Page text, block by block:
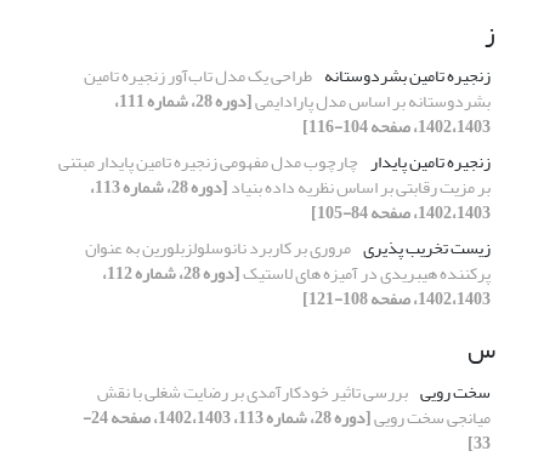
ز
زنجیره تامین بشردوستانه طراحی یک مدل تاب‌آور زنجیره تامین
بشردوستانه بر اساس مدل پارادایمی [دوره 28، شماره 111،
1402،1403، صفحه 104-116]
زنجیره تامین پایدار چارچوب مدل مفهومی زنجیره تامین پایدار مبتنی
بر مزیت رقابتی بر اساس نظریه داده بنیاد [دوره 28، شماره 113،
1402،1403، صفحه 84-105]
زیست تخریب پذیری مروری بر کاربرد نانوسلولزبلورین به عنوان
پرکننده هیبریدی در آمیزه های لاستیک [دوره 28، شماره 112،
1402،1403، صفحه 108-121]
س
سخت رویی بررسی تاثیر خودکارآمدی بر رضایت شغلی با نقش
میانجی سخت رویی [دوره 28، شماره 113، 1402،1403، صفحه 24-
33]